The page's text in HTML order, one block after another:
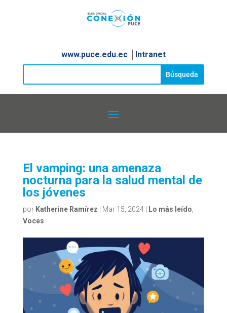
www.puce.edu.ec│ Intranet
El vamping: una amenaza
nocturna para la salud mental de
los jóvenes
por Katherine Ramírez Mar 15, 2024| Lo más leído,
Voces